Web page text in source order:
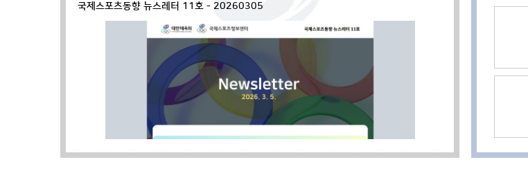
ㅇ 기간/장소: 2026. 9. 24.(목) ~ 9. 25.
(금) / 온라인 ...
국제스포츠동향 뉴스레터 11호 - 20260305
2